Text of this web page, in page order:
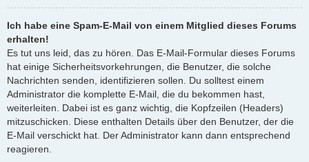
Ich habe eine Spam-E-Mail von einem Mitglied dieses Forums
erhalten!
Es tut uns leid, das zu hören. Das E-Mail-Formular dieses Forums
hat einige Sicherheitsvorkehrungen, die Benutzer, die solche
Nachrichten senden, identifizieren sollen. Du solltest einem
Administrator die komplette E-Mail, die du bekommen hast,
weiterleiten. Dabei ist es ganz wichtig, die Kopfzeilen (Headers)
mitzuschicken. Diese enthalten Details über den Benutzer, der die
E-Mail verschickt hat. Der Administrator kann dann entsprechend
reagieren.